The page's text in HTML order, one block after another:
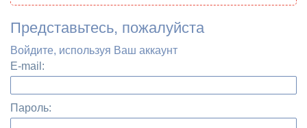
Представьтесь, пожалуйста
Войдите, используя Ваш аккаунт
E-mail:
Пароль: